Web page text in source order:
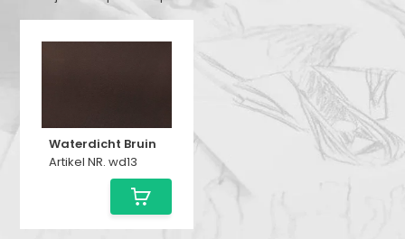
Waterdicht Bruin
Artikel NR. wd13